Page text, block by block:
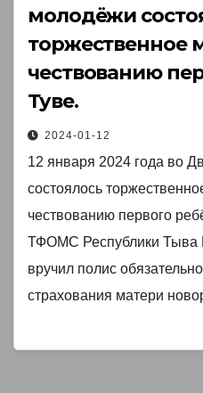
молодёжи
торжественное
чествованию
Туве.
2024-01-12
12 января 2024 года во
состоялось
чествованию первого
ТФОМС Республики Тыва
вручил полис
страхования матери